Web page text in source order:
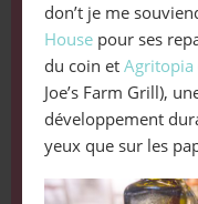
don’t je me
Housepour ses
du coin et Agritopia
Joe’s Farm Grill),
développement
yeux que sur les